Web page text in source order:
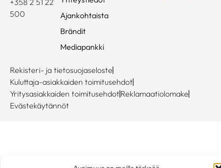
+358 2 51 22
500
Ajankohtaista
Brändit
Mediapankki
Rekisteri- ja tietosuojaseloste
Kuluttaja-asiakkaiden toimitusehdot
Yritysasiakkaiden toimitusehdot Reklamaatiolomake
Evästekäytännöt